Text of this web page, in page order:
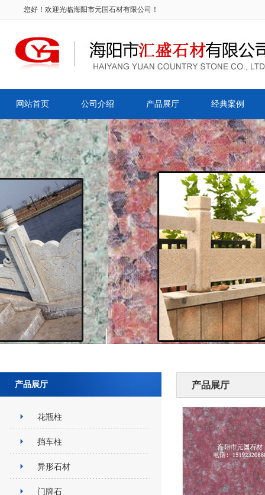
您好！欢迎光临海阳市元国石材有限公司！
网站首页 公司介绍 产品展厅 经典案例
产品展厅
花瓶柱
挡车柱
异形石材
门牌石
产品展厅